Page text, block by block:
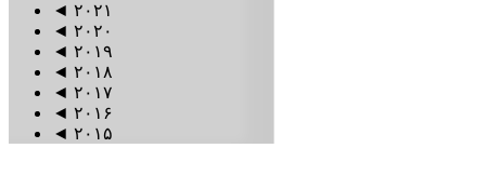
◄ ۲۰۲۱
◄ ۲۰۲۰
◄ ۲۰۱۹
◄ ۲۰۱۸
◄ ۲۰۱۷
◄ ۲۰۱۶
◄ ۲۰۱۵